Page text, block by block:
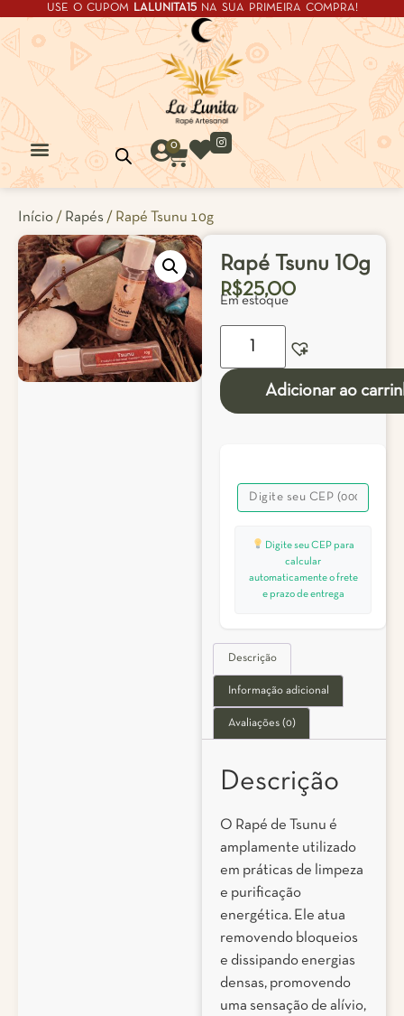
USE O CUPOM LALUNITA15NA SUA PRIMEIRA COMPRA!
0
Início / Rapés / Rapé Tsunu 10g
Rapé Tsunu 10g
R$25,00
Em estoque
Adicionar ao
Digite seu CEP para
calcular
automaticamente o frete
e prazo de entrega
Descrição
Informação adicional
Avaliações (0)
Descrição
O Rapé de Tsunu é
amplamente utilizado
em práticas de limpeza
e purificação
energética. Ele atua
removendo bloqueios
e dissipando energias
densas, promovendo
uma sensação de alívio,